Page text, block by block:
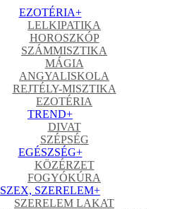
EZOTÉRIA+
LELKIPATIKA
HOROSZKÓP
SZÁMMISZTIKA
MÁGIA
ANGYALISKOLA
REJTÉLY-MISZTIKA
EZOTÉRIA
TREND+
DIVAT
SZÉPSÉG
EGÉSZSÉG+
KÖZÉRZET
FOGYÓKÚRA
SZEX, SZERELEM+
SZERELEM LAKAT